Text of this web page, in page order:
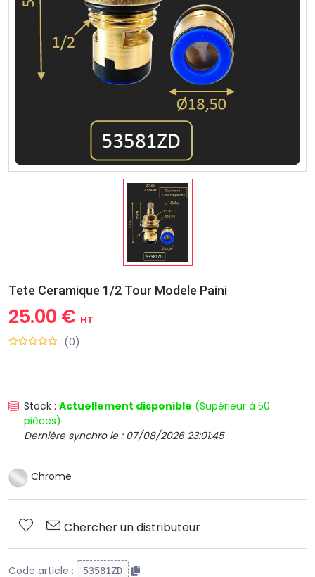
Tete Ceramique 1/2 Tour Modele Paini
25.00 € HT
(0)
Stock : Actuellement disponible (Supérieur à 50
pièces)
Dernière synchro le : 07/08/2026 23:01:45
Chrome
Chercher un distributeur
Code article : 53581ZD